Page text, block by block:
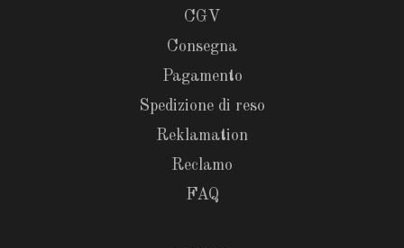
CGV
Consegna
Pagamento
Spedizione di reso
Reklamation
Reclamo
FAQ